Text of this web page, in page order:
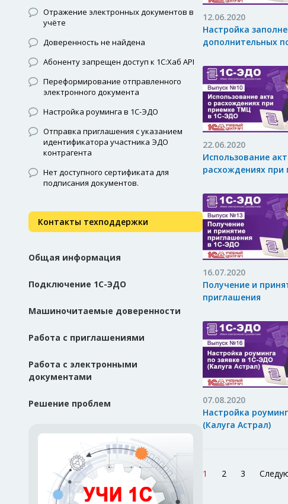
Отражение электронных документов в
учёте
Доверенность не найдена
Абоненту запрещен доступ к 1С:Хаб API
Переформирование отправленного
электронного документа
Настройка роуминга в 1С-ЭДО
Отправка приглашения с указанием
идентификатора участника ЭДО
контрагента
Нет доступного сертификата для
подписания документов.
Контакты техподдержки
Общая информация
Подключение 1С-ЭДО
Машиночитаемые доверенности
Работа с приглашениями
Работа с электронными
документами
Решение проблем
12.06.2020
Настройка
дополнительных
22.06.2020
Использование
расхождениях
16.07.2020
Получение и
приглашения
07.08.2020
Настройка
(Калуга Астрал)
1 2 3